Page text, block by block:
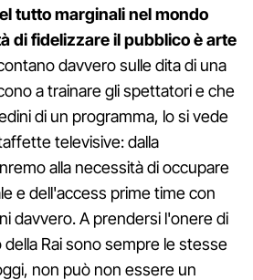
tutto marginali nel mondo
di fidelizzare il pubblico è arte
davvero sulle dita di una
a trainare gli spettatori e che
di un programma, lo si vede
televisive: dalla
alla necessità di occupare
e dell'access prime time con
davvero. A prendersi l'onere di
Rai sono sempre le stesse
non può non essere un